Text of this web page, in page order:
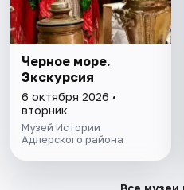
Черное море.
Экскурсия
6 октября 2026 •
вторник
Музей Истории
Адлерского района